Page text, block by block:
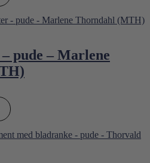
pude – Marlene